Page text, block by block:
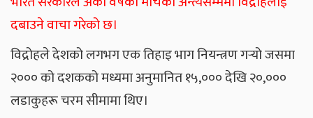
दबाउने वाचा गरेको छ।
विद्रोहले देशको लगभग एक तिहाइ भाग नियन्त्रण गर्‍यो जसमा
२००० को दशकको मध्यमा अनुमानित १५,००० देखि २०,०००
लडाकुहरू चरम सीमामा थिए।